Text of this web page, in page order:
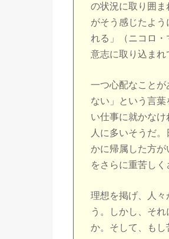
の状況に取り囲
がそう感じたよ
れる」（ニコロ
意志に取り込まれ
一つ心配なこと
ない」という言
い仕事に就かな
人に多いそうだ
かに帰属した方
をさらに重苦しく
理想を掲げ、人
う。しかし、そ
か。そして、もし